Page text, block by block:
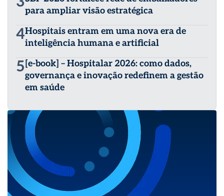
para ampliar visão estratégica
4Hospitais entram em uma nova era de
inteligência humana e artificial
5 [e-book] – Hospitalar 2026: como dados,
governança e inovação redefinem a gestão
em saúde